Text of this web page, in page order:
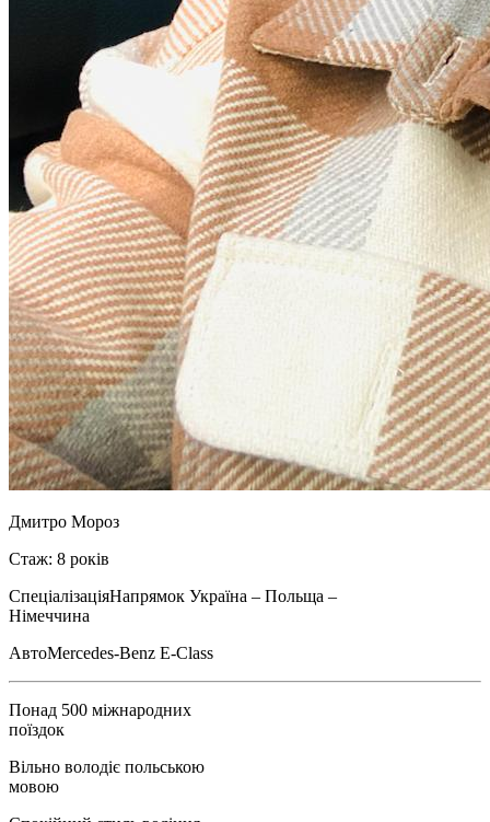
Дмитро Мороз
Стаж: 8 років
СпеціалізаціяНапрямок Україна – Польща –
Німеччина
АвтоMercedes-Benz E-Class
Понад 500 міжнародних
поїздок
Вільно володіє польською
мовою